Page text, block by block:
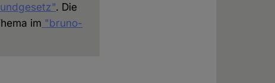
. Die
im "bruno-